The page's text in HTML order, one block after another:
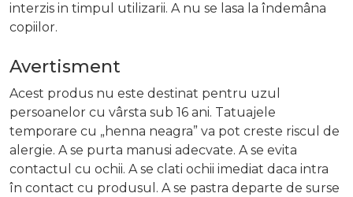
interzis in timpul utilizarii. A nu se lasa la îndemâna
copiilor.
Avertisment
Acest produs nu este destinat pentru uzul
persoanelor cu vârsta sub 16 ani. Tatuajele
temporare cu „henna neagra” va pot creste riscul de
alergie. A se purta manusi adecvate. A se evita
contactul cu ochii. A se clati ochii imediat daca intra
în contact cu produsul. A se pastra departe de surse